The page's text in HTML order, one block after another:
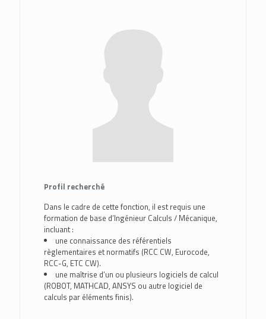
Profil recherché
Dans le cadre de cette fonction, il est requis une
formation de base d’Ingénieur Calculs / Mécanique,
incluant :
une connaissance des référentiels
règlementaires et normatifs (RCC CW, Eurocode,
RCC-G, ETC CW).
une maîtrise d’un ou plusieurs logiciels de calcul
(ROBOT, MATHCAD, ANSYS ou autre logiciel de
calculs par éléments finis).